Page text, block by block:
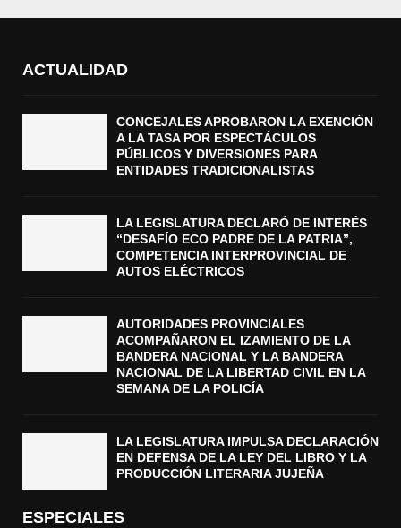
ACTUALIDAD
CONCEJALES APROBARON LA EXENCIÓN
A LA TASA POR ESPECTÁCULOS
PÚBLICOS Y DIVERSIONES PARA
ENTIDADES TRADICIONALISTAS
LA LEGISLATURA DECLARÓ DE INTERÉS
“DESAFÍO ECO PADRE DE LA PATRIA”,
COMPETENCIA INTERPROVINCIAL DE
AUTOS ELÉCTRICOS
AUTORIDADES PROVINCIALES
ACOMPAÑARON EL IZAMIENTO DE LA
BANDERA NACIONAL Y LA BANDERA
NACIONAL DE LA LIBERTAD CIVIL EN LA
SEMANA DE LA POLICÍA
LA LEGISLATURA IMPULSA DECLARACIÓN
EN DEFENSA DE LA LEY DEL LIBRO Y LA
PRODUCCIÓN LITERARIA JUJEÑA
ESPECIALES